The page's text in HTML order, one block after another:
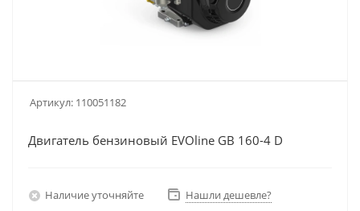
Артикул: 110051182
Двигатель бензиновый EVOline GB 160-4 D
Наличие уточняйте Нашли дешевле?